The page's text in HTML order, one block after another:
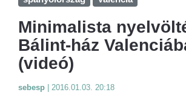
Minimalista
Bálint-ház
(videó)
sebesp 2016.01.03. 20:18